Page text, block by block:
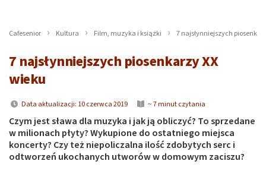
Cafesenior Kultura Film, muzyka i książki 7 najsłynniejszych
7 najsłynniejszych piosenkarzy XX
wieku
Data aktualizacji: 10 czerwca 2019 ~ 7 minut czytania
Czym jest sława dla muzyka i jak ją obliczyć? To sprzedane
w milionach płyty? Wykupione do ostatniego miejsca
koncerty? Czy też niepoliczalna ilość zdobytych serc i
odtworzeń ukochanych utworów w domowym zaciszu?